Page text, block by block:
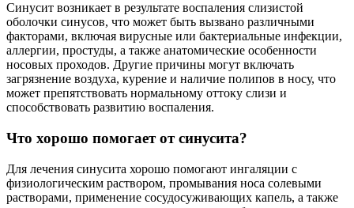
Синусит возникает в результате воспаления слизистой
оболочки синусов, что может быть вызвано различными
факторами, включая вирусные или бактериальные инфекции,
аллергии, простуды, а также анатомические особенности
носовых проходов. Другие причины могут включать
загрязнение воздуха, курение и наличие полипов в носу, что
может препятствовать нормальному оттоку слизи и
способствовать развитию воспаления.
Что хорошо помогает от синусита?
Для лечения синусита хорошо помогают ингаляции с
физиологическим раствором, промывания носа солевыми
растворами, применение сосудосуживающих капель, а также